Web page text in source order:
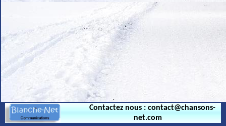
.
Contactez nous : contact@chansons-
net.com